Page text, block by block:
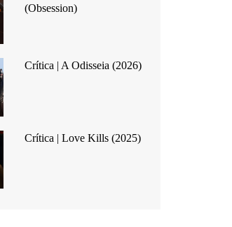
(Obsession)
Crítica | A Odisseia (2026)
Crítica | Love Kills (2025)